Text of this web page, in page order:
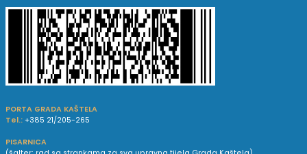
PORTA GRADA KAŠTELA
Tel.: +385 21/205-265
PISARNICA